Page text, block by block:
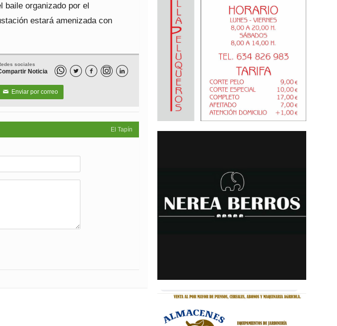
baile organizado por el
estará amenizada con
sociales
Noticia   
✉ Enviar por correo
El Tapín